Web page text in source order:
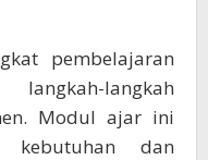
pembelajaran
langkah
Modul ajar ini
kebutuhan dan